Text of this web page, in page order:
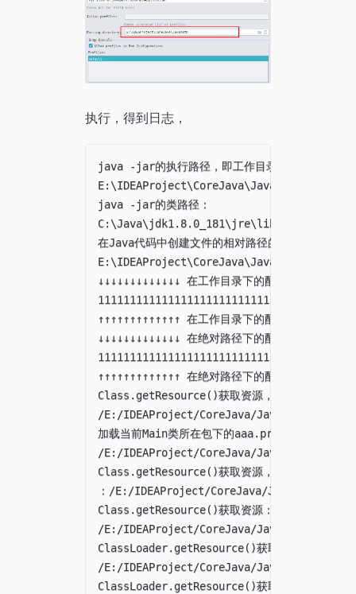
执行，得到日志，
java -jar的执行路径，即工作目录：
E:\IDEAProject\CoreJava\JavaPath
java -jar的类路径：
在Java代码中创建文件的相对路径的起点（工作目
E:\IDEAProject\CoreJava\JavaPath
↓↓↓↓↓↓↓↓↓↓↓↓↓ 在工作目录下的配置文件的内容
111111111111111111111111111
↑↑↑↑↑↑↑↑↑↑↑↑↑ 在工作目录下的配置文件的内容
↓↓↓↓↓↓↓↓↓↓↓↓↓ 在绝对路径下的配置文件的内容
111111111111111111111111111
↑↑↑↑↑↑↑↑↑↑↑↑↑ 在绝对路径下的配置文件的内容
Class.getResource()获取资源，相对路径的起点
/E:/IDEAProject/CoreJava/JavaPath/
加载当前Main类所在包下的aaa.properties：
/E:/IDEAProject/CoreJava/JavaPath/
Class.getResource()获取资源，绝对路径/的起
：/E:/IDEAProject/CoreJava/JavaPath/
Class.getResource()获取资源：加载当前
/E:/IDEAProject/CoreJava/JavaPath/
ClassLoader.getResource()获取资源，相对路径
/E:/IDEAProject/CoreJava/JavaPath/
ClassLoader.getResource()获取资源测试：